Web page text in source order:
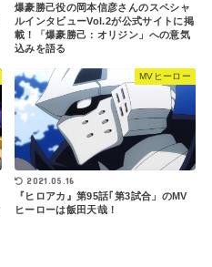
爆豪勝己役の岡本信彦さんのスペシャ
ルインタビューVol.2が公式サイトに掲
載！「爆豪勝己：オリジン」への意気
込みを語る
MVヒーロー
2021.05.16
『ヒロアカ』第95話｢第3試合」のMV
ヒーローは飯田天哉！